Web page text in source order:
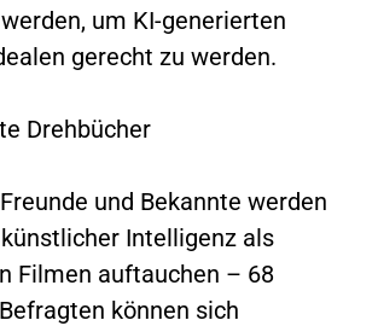
um KI-generierten
gerecht zu werden.
Drehbücher
und Bekannte werden
Intelligenz als
Filmen auftauchen – 68
können sich